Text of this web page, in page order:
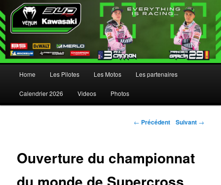
Aller au contenu principal
Aller au contenu secondaire
Home Les Pilotes Les Motos Les partenaires
Calendrier 2026 Videos Photos
Navigation des articles
← Précédent Suivant →
Ouverture du championnat